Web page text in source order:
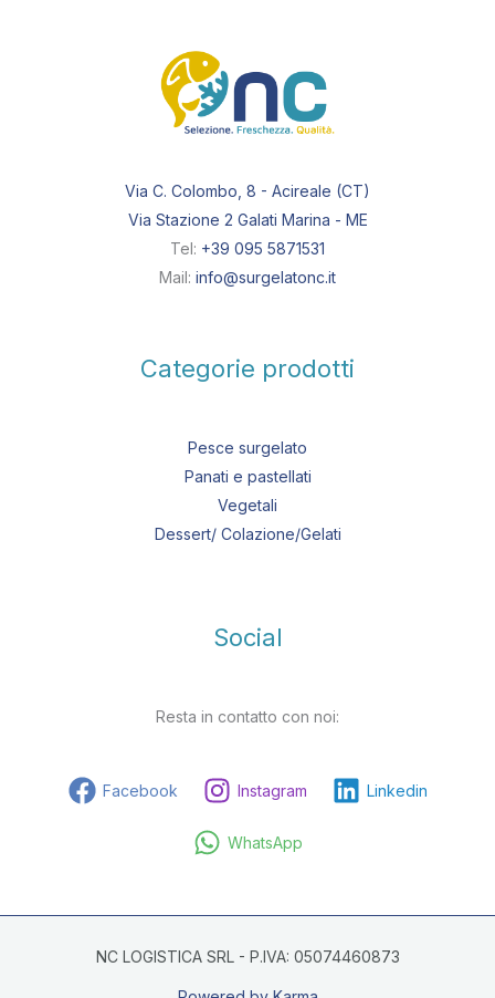
Via C. Colombo, 8 - Acireale (CT)
Via Stazione 2 Galati Marina - ME
Tel: +39 095 5871531
Mail: info@surgelatonc.it
Categorie prodotti
Pesce surgelato
Panati e pastellati
Vegetali
Dessert/ Colazione/Gelati
Social
Resta in contatto con noi:
Facebook Instagram Linkedin
WhatsApp
NC LOGISTICA SRL - P.IVA: 05074460873